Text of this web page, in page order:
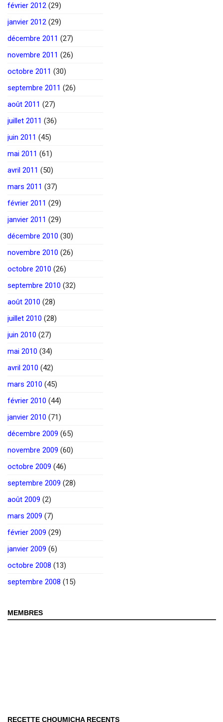
février 2012 (29)
janvier 2012 (29)
décembre 2011 (27)
novembre 2011 (26)
octobre 2011 (30)
septembre 2011 (26)
août 2011 (27)
juillet 2011 (36)
juin 2011 (45)
mai 2011 (61)
avril 2011 (50)
mars 2011 (37)
février 2011 (29)
janvier 2011 (29)
décembre 2010 (30)
novembre 2010 (26)
octobre 2010 (26)
septembre 2010 (32)
août 2010 (28)
juillet 2010 (28)
juin 2010 (27)
mai 2010 (34)
avril 2010 (42)
mars 2010 (45)
février 2010 (44)
janvier 2010 (71)
décembre 2009 (65)
novembre 2009 (60)
octobre 2009 (46)
septembre 2009 (28)
août 2009 (2)
mars 2009 (7)
février 2009 (29)
janvier 2009 (6)
octobre 2008 (13)
septembre 2008 (15)
MEMBRES
RECETTE CHOUMICHA RECENTS